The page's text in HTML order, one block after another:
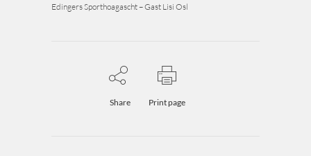
Edingers Sporthoagascht – Gast Lisi Osl
Share Print page